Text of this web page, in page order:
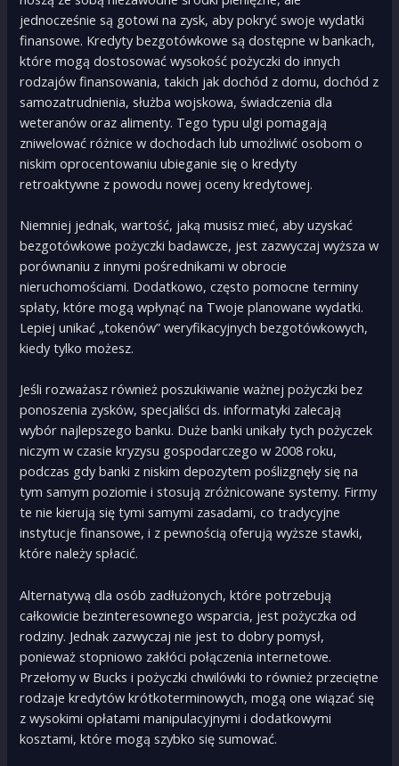
jednocześnie są gotowi na zysk, aby pokryć swoje wydatki
finansowe. Kredyty bezgotówkowe są dostępne w bankach,
które mogą dostosować wysokość pożyczki do innych
rodzajów finansowania, takich jak dochód z domu, dochód z
samozatrudnienia, służba wojskowa, świadczenia dla
weteranów oraz alimenty. Tego typu ulgi pomagają
zniwelować różnice w dochodach lub umożliwić osobom o
niskim oprocentowaniu ubieganie się o kredyty
retroaktywne z powodu nowej oceny kredytowej.
Niemniej jednak, wartość, jaką musisz mieć, aby uzyskać
bezgotówkowe pożyczki badawcze, jest zazwyczaj wyższa w
porównaniu z innymi pośrednikami w obrocie
nieruchomościami. Dodatkowo, często pomocne terminy
spłaty, które mogą wpłynąć na Twoje planowane wydatki.
Lepiej unikać „tokenów” weryfikacyjnych bezgotówkowych,
kiedy tylko możesz.
Jeśli rozważasz również poszukiwanie ważnej pożyczki bez
ponoszenia zysków, specjaliści ds. informatyki zalecają
wybór najlepszego banku. Duże banki unikały tych pożyczek
niczym w czasie kryzysu gospodarczego w 2008 roku,
podczas gdy banki z niskim depozytem poślizgnęły się na
tym samym poziomie i stosują zróżnicowane systemy. Firmy
te nie kierują się tymi samymi zasadami, co tradycyjne
instytucje finansowe, i z pewnością oferują wyższe stawki,
które należy spłacić.
Alternatywą dla osób zadłużonych, które potrzebują
całkowicie bezinteresownego wsparcia, jest pożyczka od
rodziny. Jednak zazwyczaj nie jest to dobry pomysł,
ponieważ stopniowo zakłóci połączenia internetowe.
Przełomy w Bucks i pożyczki chwilówki to również przeciętne
rodzaje kredytów krótkoterminowych, mogą one wiązać się
z wysokimi opłatami manipulacyjnymi i dodatkowymi
kosztami, które mogą szybko się sumować.